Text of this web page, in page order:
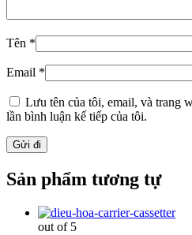
Tên *
Email *
Lưu tên của tôi, email, và trang
lần bình luận kế tiếp của tôi.
Sản phẩm tương tự
out of 5